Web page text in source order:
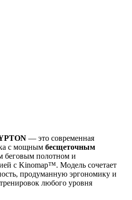
— это современная
с мощным бесщеточным
беговым полотном и
с Kinomap™. Модель сочетает
продуманную эргономику и
любого уровня